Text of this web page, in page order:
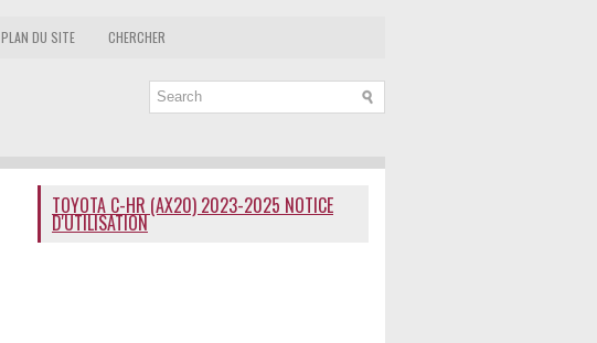
PLAN DU SITE CHERCHER
TOYOTA C-HR (AX20) 2023-2025 NOTICE
D'UTILISATION